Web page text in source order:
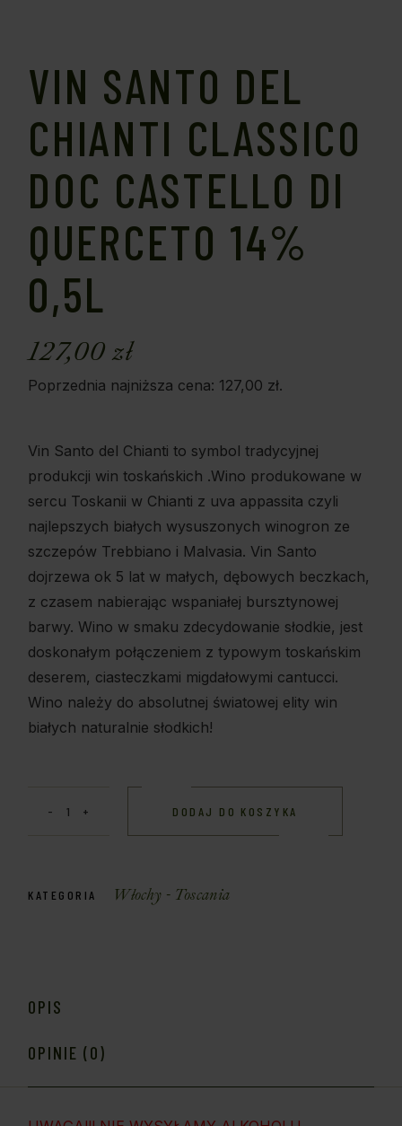
VIN SANTO DEL
CHIANTI CLASSICO
DOC CASTELLO DI
QUERCETO 14%
0,5L
127,00zł
Poprzednia najniższa cena: 127,00 zł.
Vin Santo del Chianti to symbol tradycyjnej
produkcji win toskańskich .Wino produkowane w
sercu Toskanii w Chianti z uva appassita czyli
najlepszych białych wysuszonych winogron ze
szczepów Trebbiano i Malvasia. Vin Santo
dojrzewa ok 5 lat w małych, dębowych beczkach,
z czasem nabierając wspaniałej bursztynowej
barwy. Wino w smaku zdecydowanie słodkie, jest
doskonałym połączeniem z typowym toskańskim
deserem, ciasteczkami migdałowymi cantucci.
Wino należy do absolutnej światowej elity win
białych naturalnie słodkich!
DODAJ DO KOSZYKA
KATEGORIA Włochy - Toscania
OPIS
OPINIE (0)